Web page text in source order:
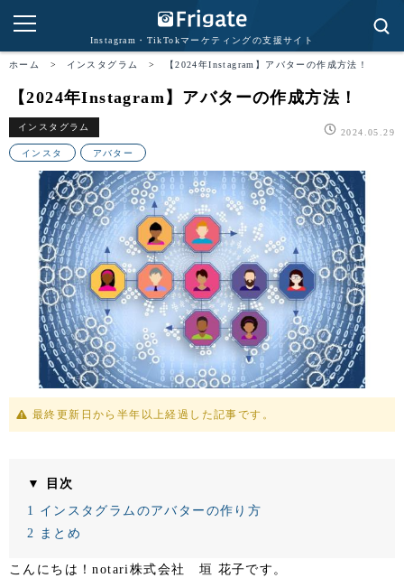
Instagram・TikTokマーケティングの支援サイト
ホーム > インスタグラム > 【2024年Instagram】アバターの作成方法！
【2024年Instagram】アバターの作成方法！
インスタグラム
2024.05.29
インスタ アバター
最終更新日から半年以上経過した記事です。
▼ 目次
1 インスタグラムのアバターの作り方
2 まとめ
こんにちは！notari株式会社 垣 花子です。